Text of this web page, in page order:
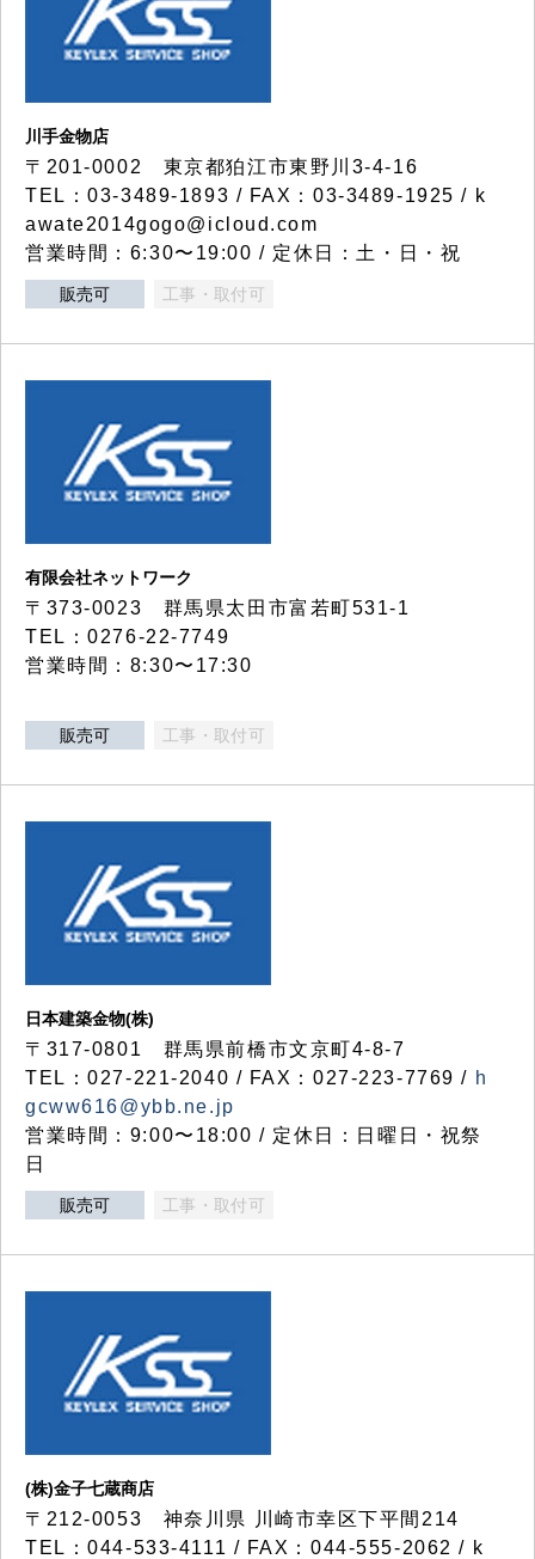
川手金物店
〒201-0002 東京都狛江市東野川3-4-16
TEL：03-3489-1893 / FAX：03-3489-1925 / k
awate2014gogo@icloud.com
営業時間：6:30〜19:00 / 定休日：土・日・祝
販売可 工事・取付可
有限会社ネットワーク
〒373-0023 群馬県太田市富若町531-1
TEL：0276-22-7749
営業時間：8:30〜17:30
販売可 工事・取付可
日本建築金物(株)
〒317‐0801 群馬県前橋市文京町4-8-7
TEL：027-221-2040 / FAX：027-223-7769 / h
gcww616@ybb.ne.jp
営業時間：9:00〜18:00 / 定休日：日曜日・祝祭
日
販売可 工事・取付可
(株)金子七蔵商店
〒212-0053 神奈川県 川崎市幸区下平間214
TEL：044-533-4111 / FAX：044-555-2062 / k